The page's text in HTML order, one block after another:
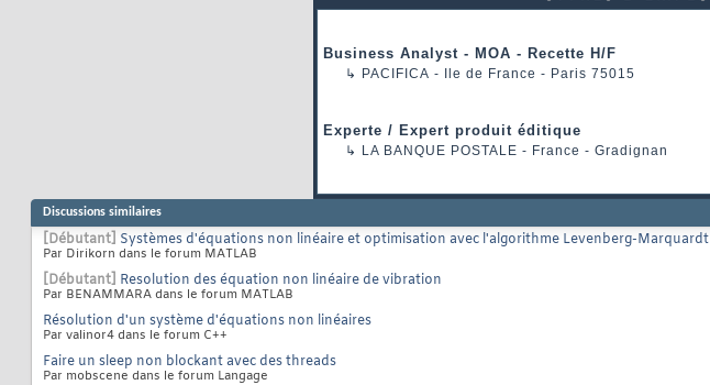
Business Analyst - MOA - Recette H/F
↳ PACIFICA - Ile de France - Paris 75015
Experte / Expert produit éditique
↳ LA BANQUE POSTALE - France - Gradignan
Discussions similaires
[Débutant] Systèmes d'équations non linéaire et optimisation avec l'algorithme Levenberg-Marquardt
Par Dirikorn dans le forum MATLAB
[Débutant] Resolution des équation non linéaire de vibration
Par BENAMMARA dans le forum MATLAB
Résolution d'un système d'équations non linéaires
Par valinor4 dans le forum C++
Faire un sleep non blockant avec des threads
Par mobscene dans le forum Langage